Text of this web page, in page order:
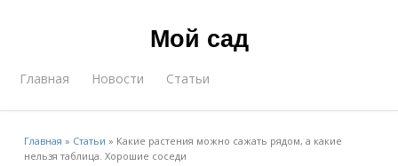
Мой сад
Главная Новости Статьи
Главная » Статьи » Какие растения можно сажать рядом, а какие
нельзя таблица. Хорошие соседи